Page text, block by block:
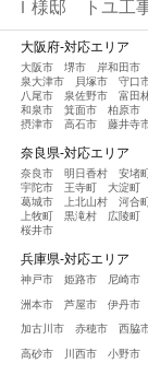
Ｉ様邸 トユ工
大阪府-対応エリア
大阪市 堺市 岸和田市
泉大津市
貝塚市 守口
八尾市
泉佐野市 富田
和泉市
箕面市 柏原市
摂津市
高石市 藤井寺
奈良県-対応エリア
奈良市 明日香村 安堵
宇陀市
王寺町 大淀町
葛城市
上北山村 河合
上牧町
黒滝村 広陵町
桜井市
兵庫県-対応エリア
神戸市 姫路市 尼崎市
洲本市 芦屋市 伊丹市
加古川市 赤穂市 西脇
高砂市 川西市 小野市